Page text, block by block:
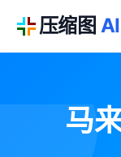
压缩图 AI
马